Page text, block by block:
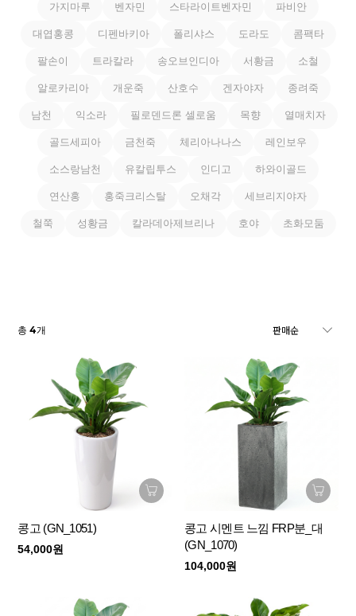
가지마루 벤자민 스타라이트벤자민 파비안
대엽홍콩 디펜바키아 폴리샤스 도라도 콤팩타
팔손이 트라칼라 송오브인디아 서황금 소철
알로카리아 개운죽 산호수 겐자야자 종려죽
남천 익소라 필로덴드론 셀로움 목향 열매치자
골드세피아 금천죽 체리아나나스 레인보우
소스랑남천 유칼립투스 인디고 하와이골드
연산홍 홍죽크리스탈 오채각 세브리지야자
철쭉 성황금 칼라데아제브리나 호야 초화모둠
총4개
콩고 (GN_1051)
54,000원
콩고 시멘트 느낌 FRP분_대
(GN_1070)
104,000원